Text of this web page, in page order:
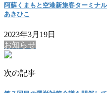
阿蘇くまもと空港新旅客ターミナ
あきひこ
2023年3月19日
お知らせ
次の記事